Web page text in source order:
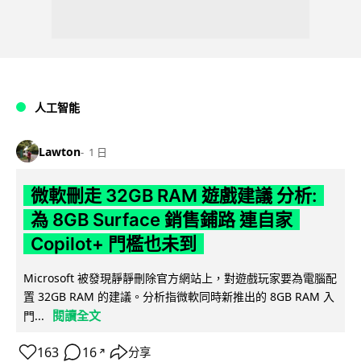
人工智能
Lawton 1 日
微軟刪走 32GB RAM 遊戲建議 分析:
為 8GB Surface 銷售鋪路 連自家
Copilot+ 門檻也未到
Microsoft 被發現靜靜刪除官方網站上，對遊戲玩家要為電腦配
置 32GB RAM 的建議。分析指微軟同時新推出的 8GB RAM 入
門...
閱讀全文
163 16 ↗ 分享